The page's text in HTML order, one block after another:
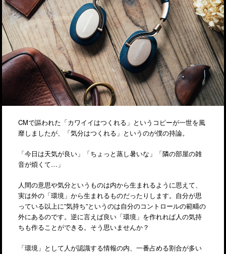
CMで謳われた「カワイイはつくれる」というコピーが一世を風
靡しましたが、「気分はつくれる」というのが僕の持論。
「今日は天気が良い」「ちょっと蒸し暑いな」「隣の部屋の雑
音が煩くて…」
人間の意思や気分というものは内から生まれるように思えて、
実は外の「環境」から生まれるものだったりします。自分が思
っている以上に”気持ち”というのは自分のコントロールの範疇の
外にあるのです。逆に言えば良い「環境」を作れれば人の気持
ちも作ることができる。そう思いませんか？
「環境」として人が認識する情報の内、一番占める割合が多い